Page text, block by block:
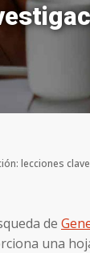
lecciones
de
una